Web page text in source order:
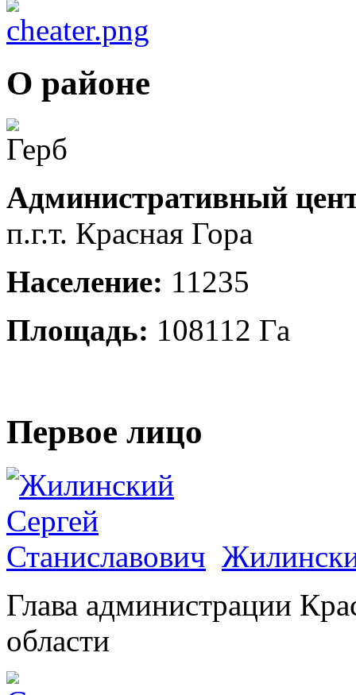
О районе
Административный
п.г.т. Красная Гора
Население: 11235
Площадь: 108112 Га
Первое лицо
Глава администрации
области